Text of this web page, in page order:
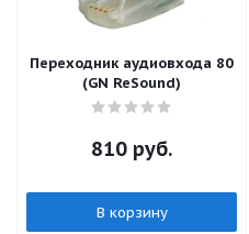
Переходник аудиовхода 80
(GN ReSound)
810 руб.
В корзину